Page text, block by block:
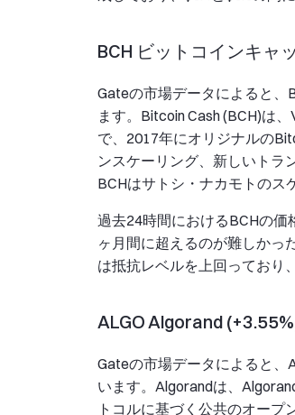
BCH ビットコインキャ
Gateの市場データによると、
ます。Bitcoin Cash (BCH)は
で、2017年にオリジナルの
ンスケーリング、新しいトラ
BCHはサトシ・ナカモトのス
過去24時間におけるBCHの
ヶ月間に超えるのが難しかっ
は抵抗レベルを上回っており
ALGO Algorand
Gateの市場データによると、
います。Algorandは、
トコルに基づく公共のオー